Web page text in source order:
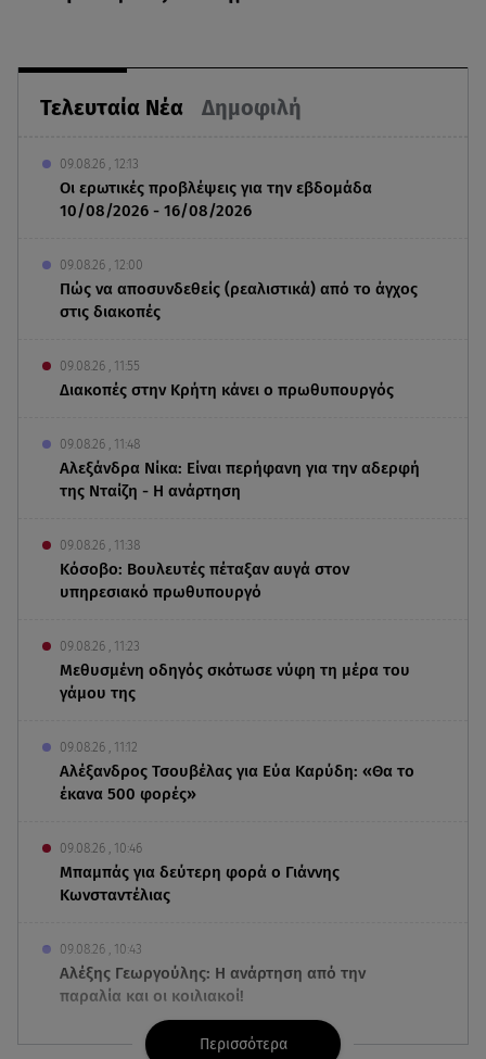
Τελευταία Νέα Δημοφιλή
09.08.26 , 12:13
Οι ερωτικές προβλέψεις για την εβδομάδα
10/08/2026 - 16/08/2026
09.08.26 , 12:00
Πώς να αποσυνδεθείς (ρεαλιστικά) από το άγχος
στις διακοπές
09.08.26 , 11:55
Διακοπές στην Κρήτη κάνει ο πρωθυπουργός
09.08.26 , 11:48
Αλεξάνδρα Νίκα: Είναι περήφανη για την αδερφή
της Νταίζη - Η ανάρτηση
09.08.26 , 11:38
Κόσοβο: Βουλευτές πέταξαν αυγά στον
υπηρεσιακό πρωθυπουργό
09.08.26 , 11:23
Μεθυσμένη οδηγός σκότωσε νύφη τη μέρα του
γάμου της
09.08.26 , 11:12
Αλέξανδρος Τσουβέλας για Εύα Καρύδη: «Θα το
έκανα 500 φορές»
09.08.26 , 10:46
Μπαμπάς για δεύτερη φορά ο Γιάννης
Κωνσταντέλιας
09.08.26 , 10:43
Αλέξης Γεωργούλης: Η ανάρτηση από την
παραλία και οι κοιλιακοί!
09.08.26 , 10:33 Περισσότερα